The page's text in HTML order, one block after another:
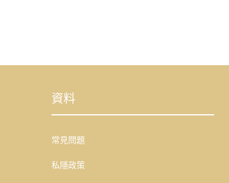
資料
常見問題
私隱政策